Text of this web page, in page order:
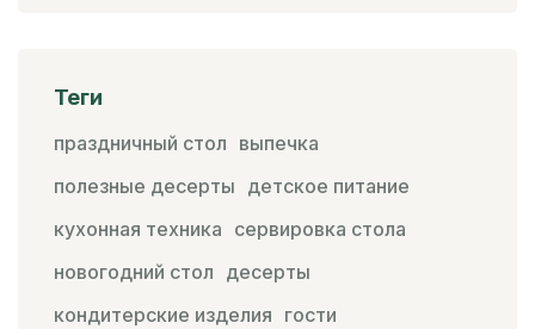
Теги
праздничный стол выпечка
полезные десерты детское питание
кухонная техника сервировка стола
новогодний стол десерты
кондитерские изделия гости